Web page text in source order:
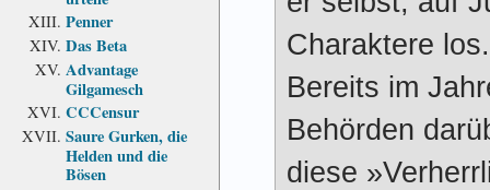
Penner
Das Beta
Advantage
Gilgamesch
CCCensur
Saure Gurken, die
Helden und die
Bösen
Charaktere los.
Bereits im
Behörden
diese